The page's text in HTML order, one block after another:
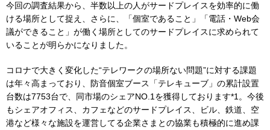
今回の調査結果から、半数以上の人がサードプレイスを効率的に働
ける場所として捉え、さらに、「個室であること」「電話・Web会
議ができること」が働く場所としてのサードプレイスに求められて
いることが明らかになりました。
コロナで大きく変化した“テレワークの場所ない問題”に対する課題
は年々高まっており、防音個室ブース「テレキューブ」の累計設置
台数は7753台で、同市場のシェアNO.1を獲得しております*1。今後
もシェアオフィス、カフェなどのサードプレイス、ビル、鉄道、空
港など様々な施設を運営してる企業さまとの協業も積極的に進め課